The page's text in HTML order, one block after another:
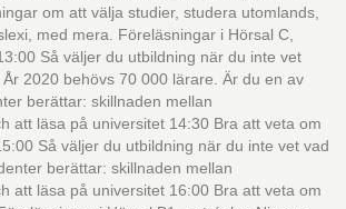
om att välja studier, studera utomlands,
med mera. Föreläsningar i Hörsal C,
Så väljer du utbildning när du inte vet
2020 behövs 70 000 lärare. Är du en av
berättar: skillnaden mellan
att läsa på universitet 14:30 Bra att veta om
Så väljer du utbildning när du inte vet vad
berättar: skillnaden mellan
att läsa på universitet 16:00 Bra att veta om